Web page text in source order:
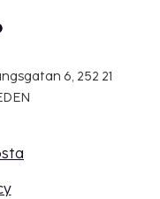
6, 252 21